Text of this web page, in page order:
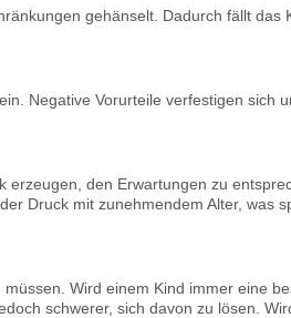
gehänselt. Dadurch fällt das
Negative Vorurteile verfestigen sich
den Erwartungen zu
Druck mit zunehmendem Alter, was
Wird einem Kind immer eine
schwerer, sich davon zu lösen.